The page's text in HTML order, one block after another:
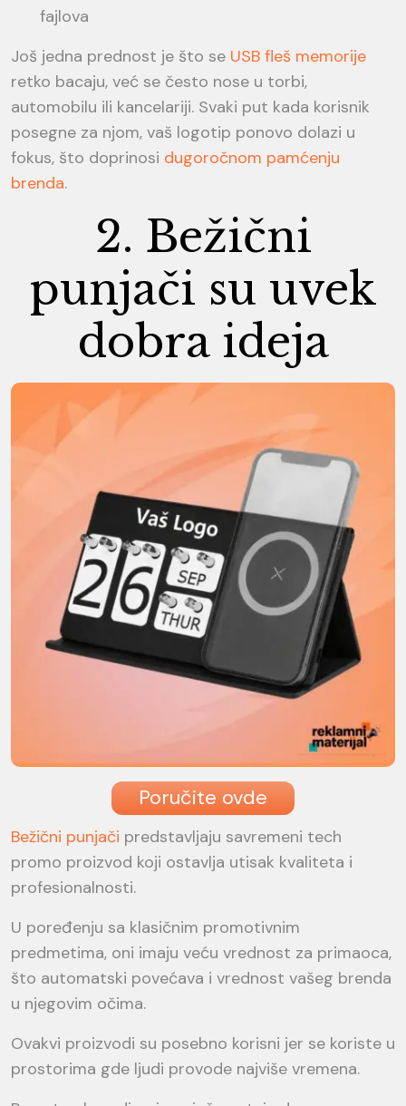
fajlova
Još jedna prednost je što se USB fleš memorije
retko bacaju, već se često nose u torbi,
automobilu ili kancelariji. Svaki put kada korisnik
posegne za njom, vaš logotip ponovo dolazi u
fokus, što doprinosi dugoročnom pamćenju
brenda.
2. Bežični
punjači su uvek
dobra ideja
Poručite ovde
Bežični punjači predstavljaju savremeni tech
promo proizvod koji ostavlja utisak kvaliteta i
profesionalnosti.
U poređenju sa klasičnim promotivnim
predmetima, oni imaju veću vrednost za primaoca,
što automatski povećava i vrednost vašeg brenda
u njegovim očima.
Ovakvi proizvodi su posebno korisni jer se koriste u
prostorima gde ljudi provode najviše vremena.